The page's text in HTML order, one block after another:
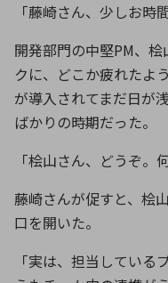
「藤崎さん、少しお時
開発部門の中堅PM、桧
クに、どこか疲れたよ
が導入されてまだ日が
ばかりの時期だった。
「桧山さん、どうぞ。
藤崎さんが促すと、桧
口を開いた。
「実は、担当している